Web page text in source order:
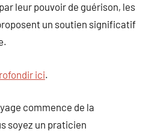
leur pouvoir de guérison, les
un soutien significatif
ici.
commence de la
soyez un praticien